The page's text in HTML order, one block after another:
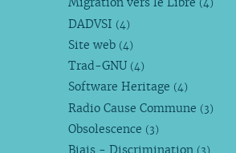
(4)
DADVSI (4)
Site web (4)
Trad-GNU (4)
Software Heritage (4)
Radio Cause Commune (3)
Obsolescence (3)
Biais - Discrimination (3)